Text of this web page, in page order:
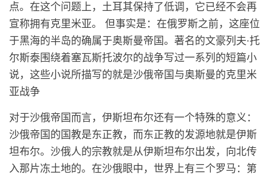
点。在这个问题上，土耳其保持了低调，它已经不会再
宣称拥有克里米亚。 但事实是：在俄罗斯之前，这座位
于黑海的半岛的确属于奥斯曼帝国。著名的文豪列夫·托
尔斯泰围绕着塞瓦斯托波尔的战争写过一系列的短篇小
说，这些小说所描写的就是沙俄帝国与奥斯曼的克里米
亚战争
对于沙俄帝国而言，伊斯坦布尔还有一个特殊的意义：
沙俄帝国的国教是东正教，而东正教的发源地就是伊斯
坦布尔。沙俄人的宗教就是从伊斯坦布尔出发，向北传
入那片冻土地的。在沙俄眼中，世界上有三个罗马：第